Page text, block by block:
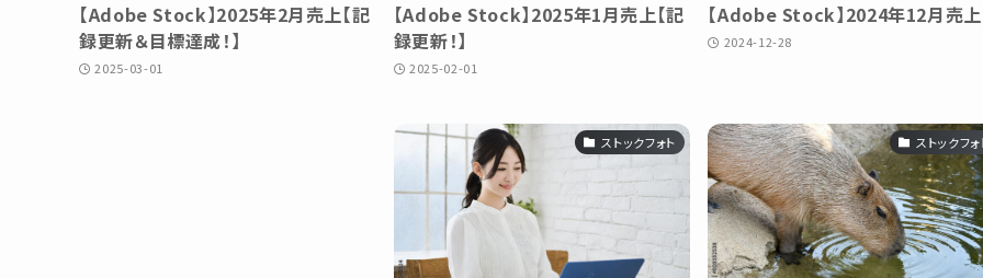
【Adobe Stock】2025年2月売上【記
録更新＆目標達成！】
2025-03-01
【Adobe Stock】2025年1月売上【記
録更新！】
2025-02-01
【Adobe Stock】2024年12月売上
2024-12-28
ストックフォト ストックフォ